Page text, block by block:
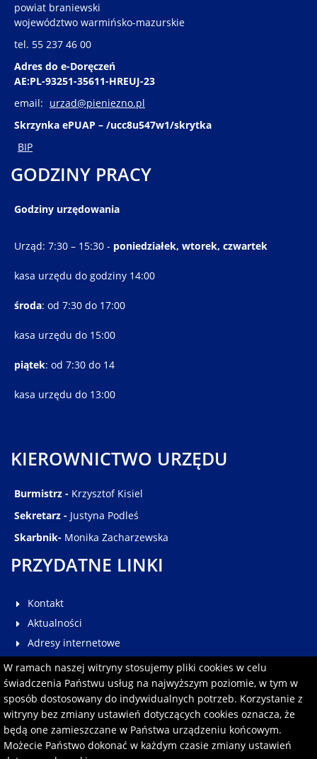
W ramach naszej witryny stosujemy pliki cookies w celu
świadczenia Państwu usług na najwyższym poziomie, w tym w
sposób dostosowany do indywidualnych potrzeb. Korzystanie z
witryny bez zmiany ustawień dotyczących cookies oznacza, że
będą one zamieszczane w Państwa urządzeniu końcowym.
Możecie Państwo dokonać w każdym czasie zmiany ustawień
powiat braniewski
województwo warmińsko-mazurskie
tel. 55 237 46 00
Adres do e-Doręczeń
AE:PL-93251-35611-HREUJ-23
email: urzad@pieniezno.pl
Skrzynka ePUAP – /ucc8u547w1/skrytka
BIP
GODZINY PRACY
Godziny urzędowania
Urząd: 7:30 – 15:30 - poniedziałek, wtorek, czwartek
kasa urzędu do godziny 14:00
środa: od 7:30 do 17:00
kasa urzędu do 15:00
piątek: od 7:30 do 14
kasa urzędu do 13:00
KIEROWNICTWO URZĘDU
Burmistrz - Krzysztof Kisiel
Sekretarz - Justyna Podleś
Skarbnik- Monika Zacharzewska
PRZYDATNE LINKI
Kontakt
Aktualności
Adresy internetowe
Galeria
Multimedia
Pomoc
Redakcja serwisu
Formularz kontaktowy